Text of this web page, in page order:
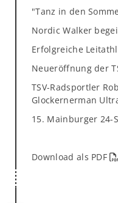
"Tanz in den
Nordic Walker
Erfolgreiche
Neueröffnung der
TSV-Radsportler
Glockernerman
15. Mainburger 24-
Download als PDF